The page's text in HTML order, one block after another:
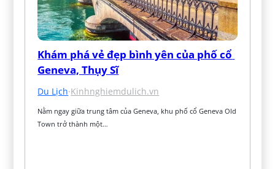
Khám phá vẻ đẹp bình yên của phố cổ
Geneva, Thụy Sĩ
Du Lịch·Kinhnghiemdulich.vn
Nằm ngay giữa trung tâm của Geneva, khu phố cổ Geneva Old
Town trở thành một…